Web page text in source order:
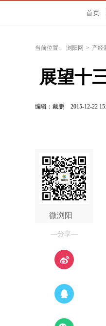
首页
当前位置: 浏阳网 > 产经
展望十
编辑：戴鹏 2015-12-22
微浏阳
—分享—